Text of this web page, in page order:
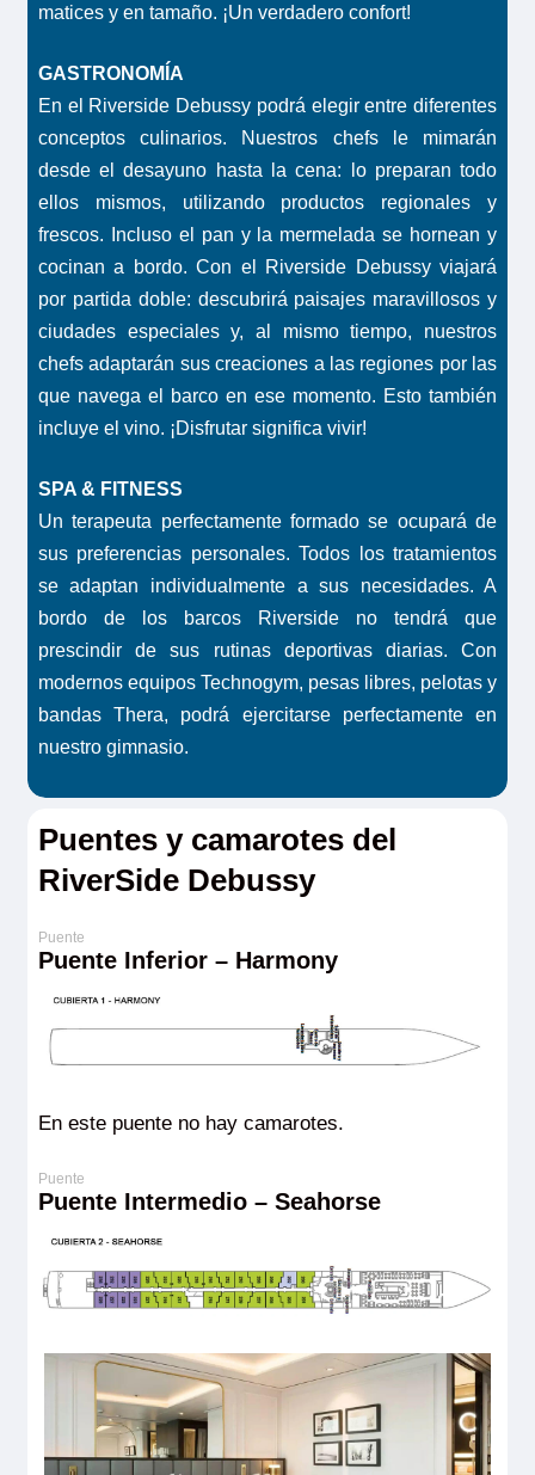
matices y en tamaño. ¡Un verdadero confort!
GASTRONOMÍA
En el Riverside Debussy podrá elegir entre diferentes
conceptos culinarios. Nuestros chefs le mimarán
desde el desayuno hasta la cena: lo preparan todo
ellos mismos, utilizando productos regionales y
frescos. Incluso el pan y la mermelada se hornean y
cocinan a bordo. Con el Riverside Debussy viajará
por partida doble: descubrirá paisajes maravillosos y
ciudades especiales y, al mismo tiempo, nuestros
chefs adaptarán sus creaciones a las regiones por las
que navega el barco en ese momento. Esto también
incluye el vino. ¡Disfrutar significa vivir!
SPA & FITNESS
Un terapeuta perfectamente formado se ocupará de
sus preferencias personales. Todos los tratamientos
se adaptan individualmente a sus necesidades. A
bordo de los barcos Riverside no tendrá que
prescindir de sus rutinas deportivas diarias. Con
modernos equipos Technogym, pesas libres, pelotas y
bandas Thera, podrá ejercitarse perfectamente en
nuestro gimnasio.
Puentes y camarotes del
RiverSide Debussy
Puente Inferior – Harmony
En este puente no hay camarotes.
Puente Intermedio – Seahorse